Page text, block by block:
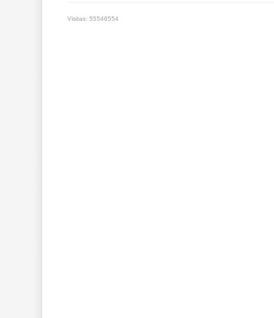
Visitas: 55546554